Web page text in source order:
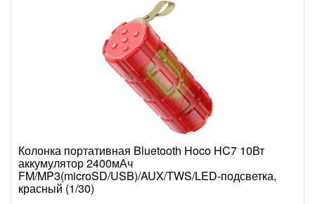
Колонка портативная Bluetooth Hoco HC7 10Вт
аккумулятор 2400мАч
FM/MP3(microSD/USB)/AUX/TWS/LED-подсветка,
красный (1/30)